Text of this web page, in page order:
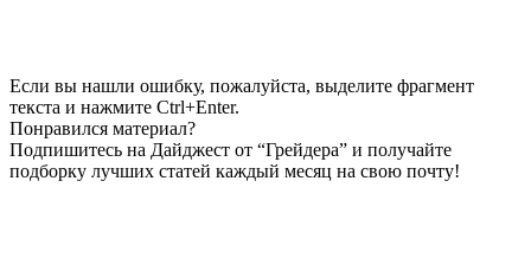
Если вы нашли ошибку, пожалуйста, выделите фрагмент
текста и нажмите Ctrl+Enter.
Понравился материал?
Подпишитесь на Дайджест от “Грейдера” и получайте
подборку лучших статей каждый месяц на свою почту!